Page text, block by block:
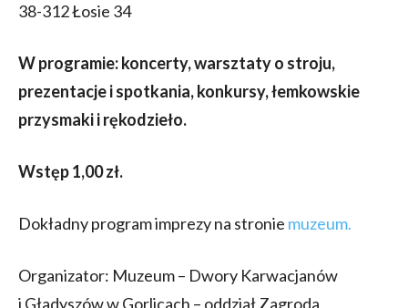
38-312 Łosie 34
W programie: koncerty, warsztaty o stroju,
prezentacje i spotkania, konkursy, łemkowskie
przysmaki i rękodzieło.
Wstęp 1,00 zł.
Dokładny program imprezy na stronie muzeum.
Organizator: Muzeum – Dwory Karwacjanów
i Gładyszów w Gorlicach – oddział Zagroda